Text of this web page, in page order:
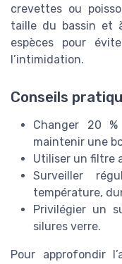
crevettes ou
taille du bassin et
espèces pour
l’intimidation.
Conseils
Changer 20
maintenir une
Utiliser un filtre
Surveiller
température,
Privilégier un
silures verre.
Pour approfondir